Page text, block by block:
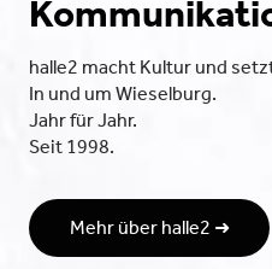
halle2 macht Kultur und
In und um Wieselburg.
Jahr für Jahr.
Seit 1998.
Mehr über halle2 ➜